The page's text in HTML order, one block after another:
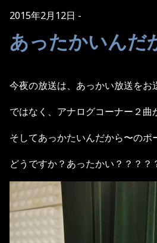
2015年2月12日
あったかいんだ
今夜の放送は、あっかい放送をお
ではなく、アナログコーナー２曲
そしてあっかたいんだから〜のポ
どうですか？あったかい？？？？